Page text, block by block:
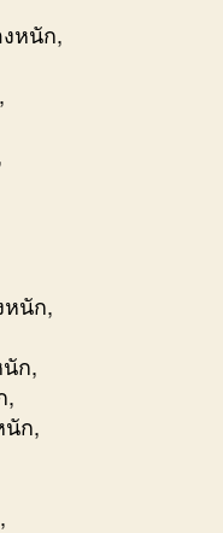
หนัก,
หนัก,
ก,
,
นัก,